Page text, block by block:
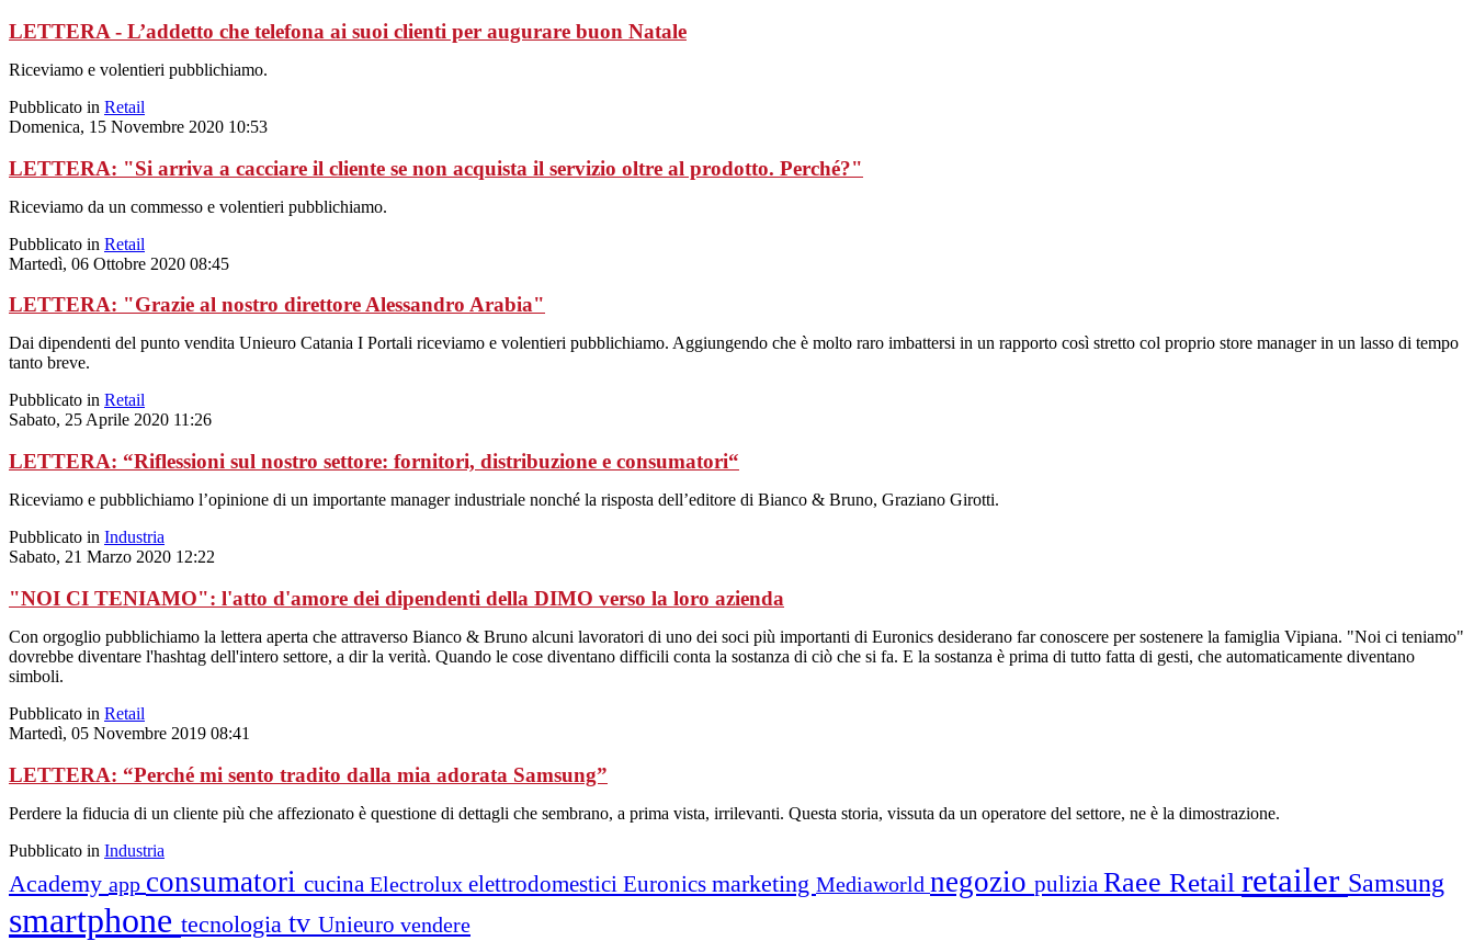
LETTERA - L’addetto che telefona ai suoi clienti per augurare buon Natale
Riceviamo e volentieri pubblichiamo.
Pubblicato in Retail
Domenica, 15 Novembre 2020 10:53
LETTERA: "Si arriva a cacciare il cliente se non acquista il servizio oltre al prodotto. Perché?"
Riceviamo da un commesso e volentieri pubblichiamo.
Pubblicato in Retail
Martedì, 06 Ottobre 2020 08:45
LETTERA: "Grazie al nostro direttore Alessandro Arabia"
Dai dipendenti del punto vendita Unieuro Catania I Portali riceviamo e volentieri pubblichiamo. Aggiungendo che è molto raro imbattersi in un rapporto così stretto col proprio store manager in un lasso di tempo
tanto breve.
Pubblicato in Retail
Sabato, 25 Aprile 2020 11:26
LETTERA: “Riflessioni sul nostro settore: fornitori, distribuzione e consumatori“
Riceviamo e pubblichiamo l’opinione di un importante manager industriale nonché la risposta dell’editore di Bianco & Bruno, Graziano Girotti.
Pubblicato in Industria
Sabato, 21 Marzo 2020 12:22
"NOI CI TENIAMO": l'atto d'amore dei dipendenti della DIMO verso la loro azienda
Con orgoglio pubblichiamo la lettera aperta che attraverso Bianco & Bruno alcuni lavoratori di uno dei soci più importanti di Euronics desiderano far conoscere per sostenere la famiglia Vipiana. "Noi ci teniamo"
dovrebbe diventare l'hashtag dell'intero settore, a dir la verità. Quando le cose diventano difficili conta la sostanza di ciò che si fa. E la sostanza è prima di tutto fatta di gesti, che automaticamente diventano
simboli.
Pubblicato in Retail
Martedì, 05 Novembre 2019 08:41
LETTERA: “Perché mi sento tradito dalla mia adorata Samsung”
Perdere la fiducia di un cliente più che affezionato è questione di dettagli che sembrano, a prima vista, irrilevanti. Questa storia, vissuta da un operatore del settore, ne è la dimostrazione.
Pubblicato in Industria
Academy app consumatori cucina Electrolux elettrodomestici Euronics marketing Mediaworld negozio pulizia Raee Retail retailer Samsung
smartphone tecnologia tv Unieuro vendere